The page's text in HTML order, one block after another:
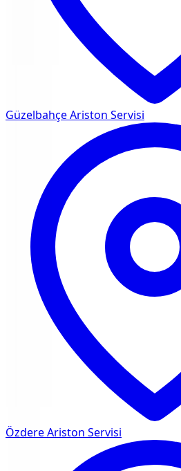
GüzelbahçeAriston Servisi
ÖzdereAriston Servisi